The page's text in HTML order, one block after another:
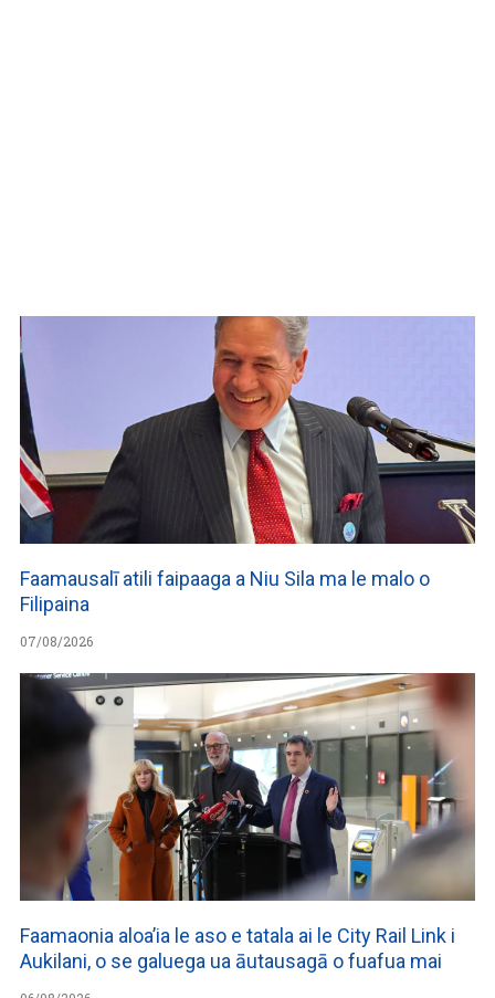
Faamausalī atili faipaaga a Niu Sila ma le malo o
Filipaina
07/08/2026
Faamaonia aloa’ia le aso e tatala ai le City Rail Link i
Aukilani, o se galuega ua āutausagā o fuafua mai